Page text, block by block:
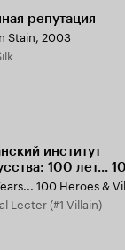
репутация
Stain, 2003
институт
100 лет...
100 Heroes &
Lecter (#1 Villain)